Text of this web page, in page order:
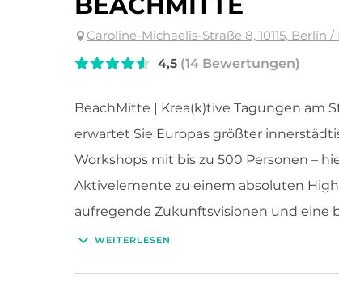
Caroline-Michaelis-Straße 8, 10115, Berlin
4,5 (14 Bewertungen)
BeachMitte | Krea(k)tive Tagungen am
erwartet Sie Europas größter
Workshops mit bis zu 500 Personen –
Aktivelemente zu einem absoluten
aufregende Zukunftsvisionen und eine
Zusammenarbeit.
WEITERLESEN